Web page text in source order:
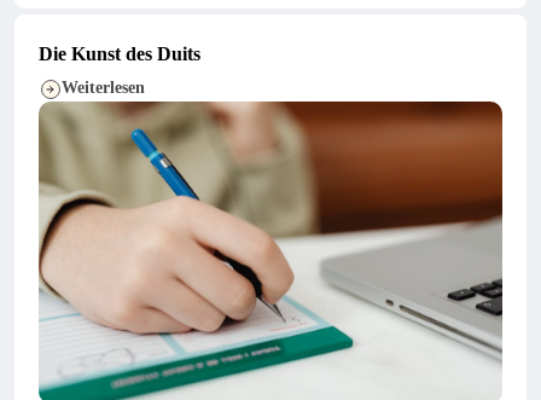
Die Kunst des Duits
Weiterlesen